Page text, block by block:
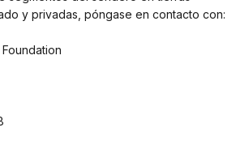
y privadas, póngase en contacto con: